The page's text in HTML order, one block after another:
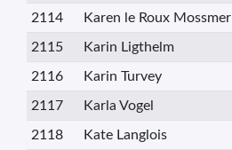
2114 Karen le Roux Mossmer
2115 Karin Ligthelm
2116 Karin Turvey
2117 Karla Vogel
2118 Kate Langlois